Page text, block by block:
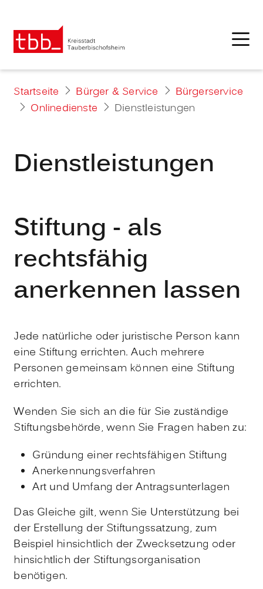
Startseite Bürger & Service
Bürgerservice
Onlinedienste
Dienstleistungen
Dienstleistungen
Stiftung - als
rechtsfähig
anerkennen lassen
Jede natürliche oder juristische Person kann
eine Stiftung errichten.Auch mehrere
Personen gemeinsam können eine Stiftung
errichten.
Wenden Sie sich an die für Sie zuständige
Stiftungsbehörde, wenn Sie Fragen haben zu:
Gründung einer rechtsfähigen Stiftung
Anerkennungsverfahren
Art und Umfang der Antragsunterlagen
Das Gleiche gilt, wenn Sie Unterstützung bei
der Erstellung der Stiftungssatzung, zum
Beispiel hinsichtlich der Zwecksetzung oder
hinsichtlich der Stiftungsorganisation
benötigen.